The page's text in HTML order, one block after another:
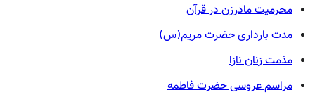
محرمیت مادرزن در قرآن
مدت بارداری حضرت مریم(س)
مذمت زنان نازا
مراسم عروسی حضرت فاطمه